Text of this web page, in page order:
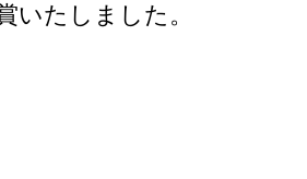
いたしました。